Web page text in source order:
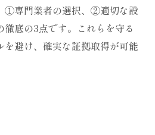
①専門業者の選択、②適切な設
底の3点です。これらを守る
を避け、確実な証拠取得が可能